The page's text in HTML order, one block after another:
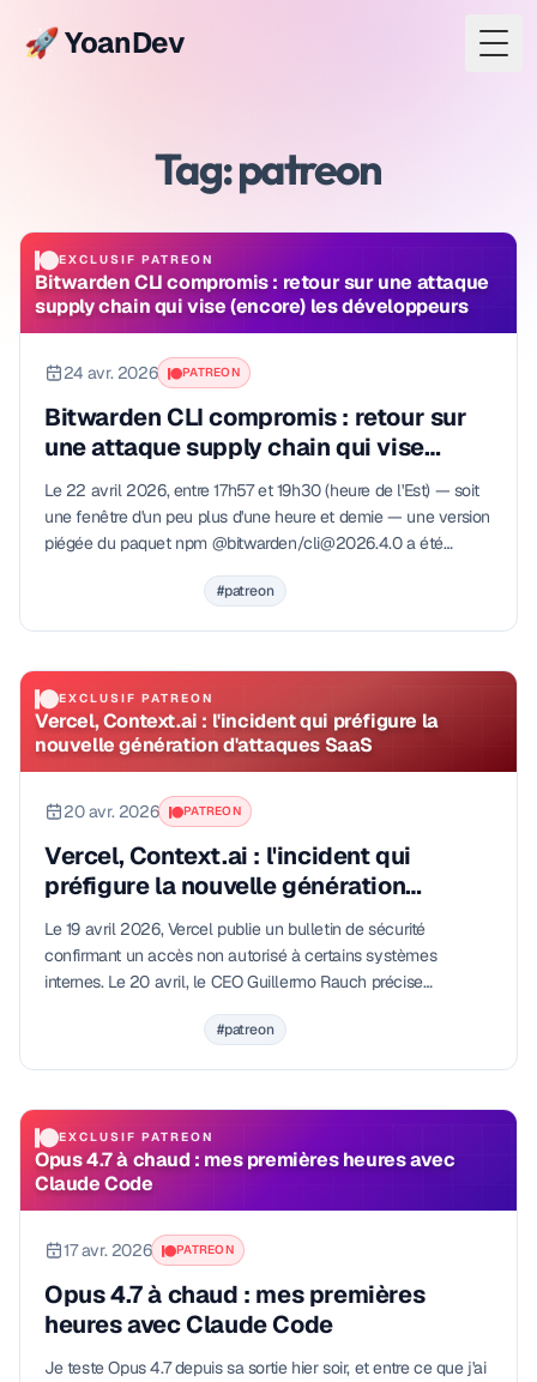
🚀 YoanDev
Tag: patreon
EXCLUSIF PATREON
Bitwarden CLI compromis : retour sur une attaque
supply chain qui vise (encore) les développeurs
24 avr. 2026 PATREON
Bitwarden CLI compromis : retour sur
une attaque supply chain qui vise
(encore) les développeurs
Le 22 avril 2026, entre 17h57 et 19h30 (heure de l'Est) — soit
une fenêtre d'un peu plus d'une heure et demie — une version
piégée du paquet npm @bitwarden/cli@2026.4.0 a été
#patreon
EXCLUSIF PATREON
Vercel, Context.ai : l'incident qui préfigure la
nouvelle génération d'attaques SaaS
20 avr. 2026 PATREON
Vercel, Context.ai : l'incident qui
préfigure la nouvelle génération
d'attaques SaaS
Le 19 avril 2026, Vercel publie un bulletin de sécurité
confirmant un accès non autorisé à certains systèmes
internes. Le 20 avril, le CEO Guillermo Rauch précise
#patreon
EXCLUSIF PATREON
Opus 4.7 à chaud : mes premières heures avec
Claude Code
17 avr. 2026 PATREON
Opus 4.7 à chaud : mes premières
heures avec Claude Code
Je teste Opus 4.7 depuis sa sortie hier soir, et entre ce que j'ai